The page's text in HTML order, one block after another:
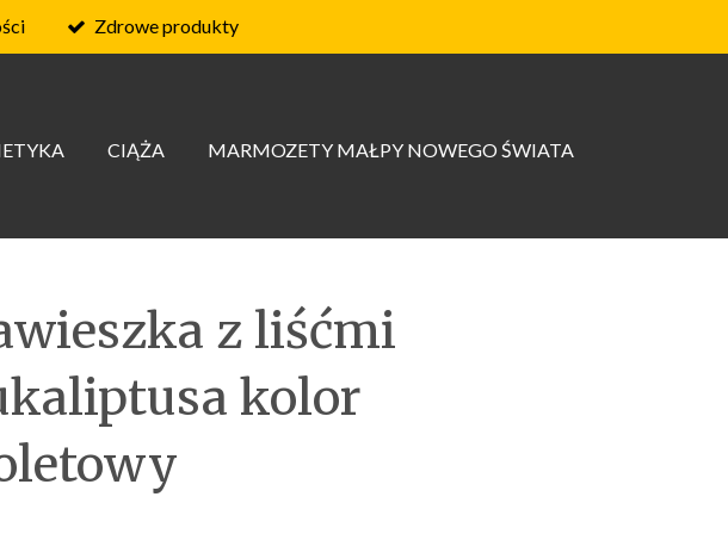
Zdrowe produkty
CIĄŻA MARMOZETY MAŁPY NOWEGO ŚWIATA
z liśćmi
kolor